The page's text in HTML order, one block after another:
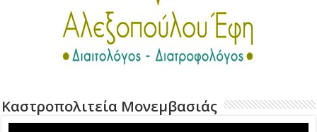
Καστροπολιτεία Μονεμβασιάς